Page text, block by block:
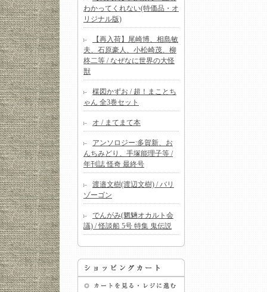
わかってくれない(特価品・オ
リジナル版)
【再入荷】尾崎博、相島敏
夫、石原豪人、小松崎茂、柳
柊二等 / なぜなに世界の大怪
獣
楳図かずお / 超！まことち
ゃん 全3巻セット
オ / まてまて本
アンソロジー:多賀新、お
んちみどり、手塚能理子等 /
年刊誌 怪奇 最終号
渡邉文樹(渡辺文樹) / バリ
ゾーゴン
でんがみ(魍魎オカルト会
議) / 怪談船 5号 特集 鬼伝説